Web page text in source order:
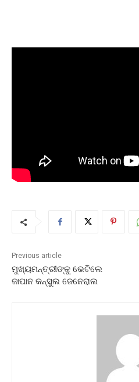
Previous article
ମୁଖ୍ୟମନ୍ତ୍ରୀଙ୍କୁ ଭେଟିଲେ
ଜାପାନ କନ୍‌ସୁଲ ଜେନେରାଲ